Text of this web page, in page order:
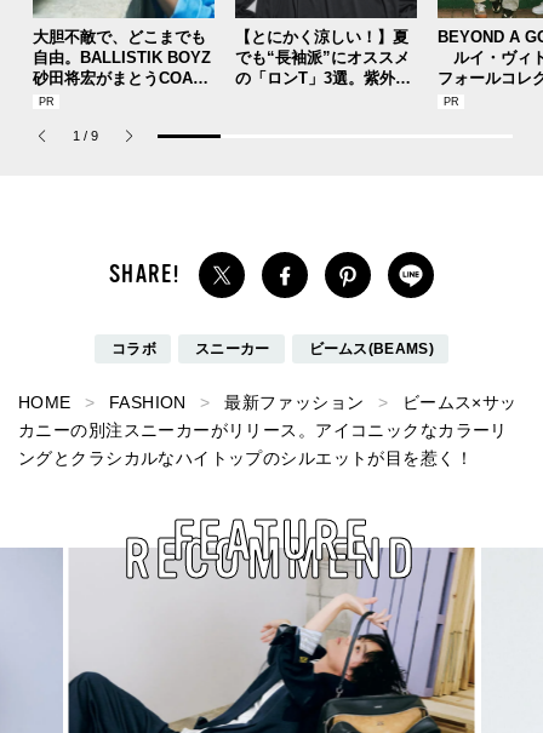
大胆不敵で、どこまでも
自由。BALLISTIK BOYZ
砂田将宏がまとうCOACH
の新作フレグランス「コ
パルファム」
【とにかく涼しい！】夏
でも“長袖派”にオススメ
の「ロンT」3選。紫外線
BEYOND A
ルイ・ヴィ
フォールコレ
描くプレッピ
1 / 9
コラボ スニーカー ビームス(BEAMS)
HOME FASHION 最新ファッション
ビームス×サッ
カニーの別注スニーカーがリリース。アイコニックなカラーリ
ングとクラシカルなハイトップのシルエットが目を惹く！
RECOMMEND
FEATURE